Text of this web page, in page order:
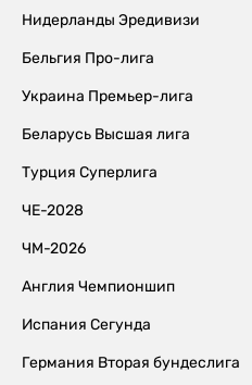
Нидерланды Эредивизи
Бельгия Про-лига
Украина Премьер-лига
Беларусь Высшая лига
Турция Суперлига
ЧЕ-2028
ЧМ-2026
Англия Чемпионшип
Испания Сегунда
Германия Вторая бундеслига